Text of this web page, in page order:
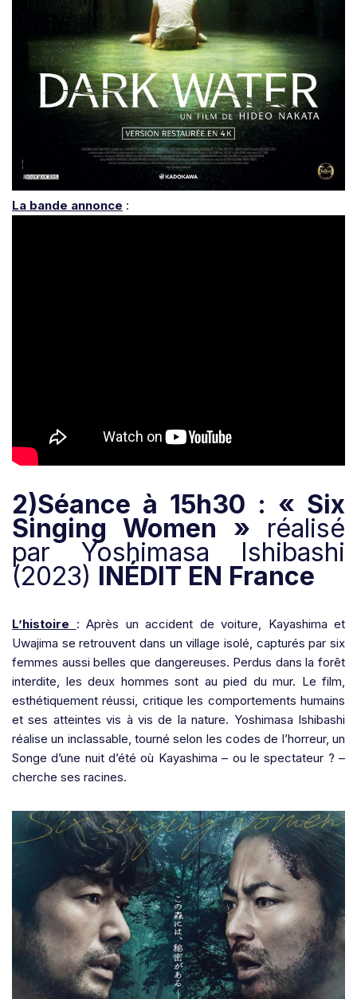
La bande annonce :
2)Séance à 15h30 : « Six
Singing Women » réalisé
par Yoshimasa Ishibashi
(2023) INÉDIT EN France
L’histoire : Après un accident de voiture, Kayashima et
Uwajima se retrouvent dans un village isolé, capturés par six
femmes aussi belles que dangereuses. Perdus dans la forêt
interdite, les deux hommes sont au pied du mur. Le film,
esthétiquement réussi, critique les comportements humains
et ses atteintes vis à vis de la nature. Yoshimasa Ishibashi
réalise un inclassable, tourné selon les codes de l’horreur, un
Songe d’une nuit d’été où Kayashima – ou le spectateur ? –
cherche ses racines.